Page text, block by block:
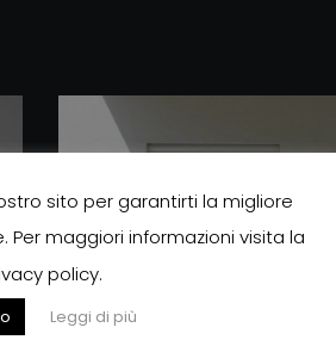
sito per garantirti la migliore
Per maggiori informazioni visita la
policy.
Leggi di più